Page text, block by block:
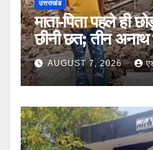
उत्तराखंड
माता-पिता पहले ही
छीनी छत; तीन अनाथ
पहाड़AUGUST 7, 2026